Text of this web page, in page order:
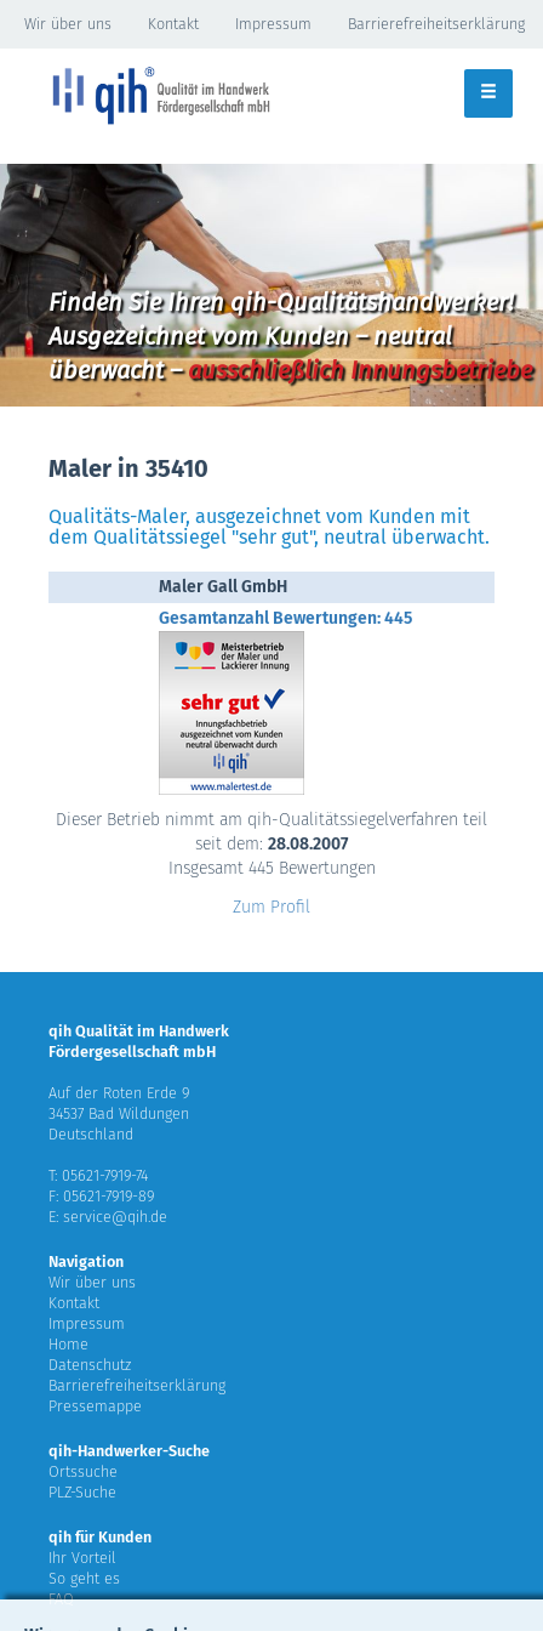
Wir über uns Kontakt Impressum Barrierefreiheitserklärung
Finden Sie Ihren qih-Qualitätshandwerker!
Ausgezeichnet vom Kunden – neutral
überwacht –ausschließlich Innungsbetriebe
Maler in 35410
Qualitäts-Maler, ausgezeichnet vom Kunden mit
dem Qualitätssiegel "sehr gut", neutral überwacht.
Maler Gall GmbH
Gesamtanzahl Bewertungen: 445
Dieser Betrieb nimmt am qih-Qualitätssiegelverfahren teil
seit dem: 28.08.2007
Insgesamt 445 Bewertungen
Zum Profil
qih Qualität im Handwerk
Fördergesellschaft mbH
Auf der Roten Erde 9
34537 Bad Wildungen
Deutschland
T: 05621-7919-74
F: 05621-7919-89
E: service@qih.de
Navigation
Wir über uns
Kontakt
Impressum
Home
Datenschutz
Barrierefreiheitserklärung
Pressemappe
qih-Handwerker-Suche
Ortssuche
PLZ-Suche
qih für Kunden
Ihr Vorteil
So geht es
FAQ